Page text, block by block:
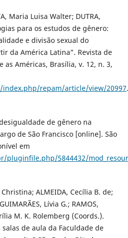
Maria Luisa Walter; DUTRA,
para os estudos de gênero:
e divisão sexual do
da América Latina”. Revista de
as Américas, Brasília, v. 12, n. 3,
repam/article/view/20997.
de gênero na
de São Francisco [online]. São
em
5844432/
Christina; ALMEIDA, Cecília B. de;
Lívia G.; RAMOS,
M. K. Rolemberg (Coords.).
de aula da Faculdade de